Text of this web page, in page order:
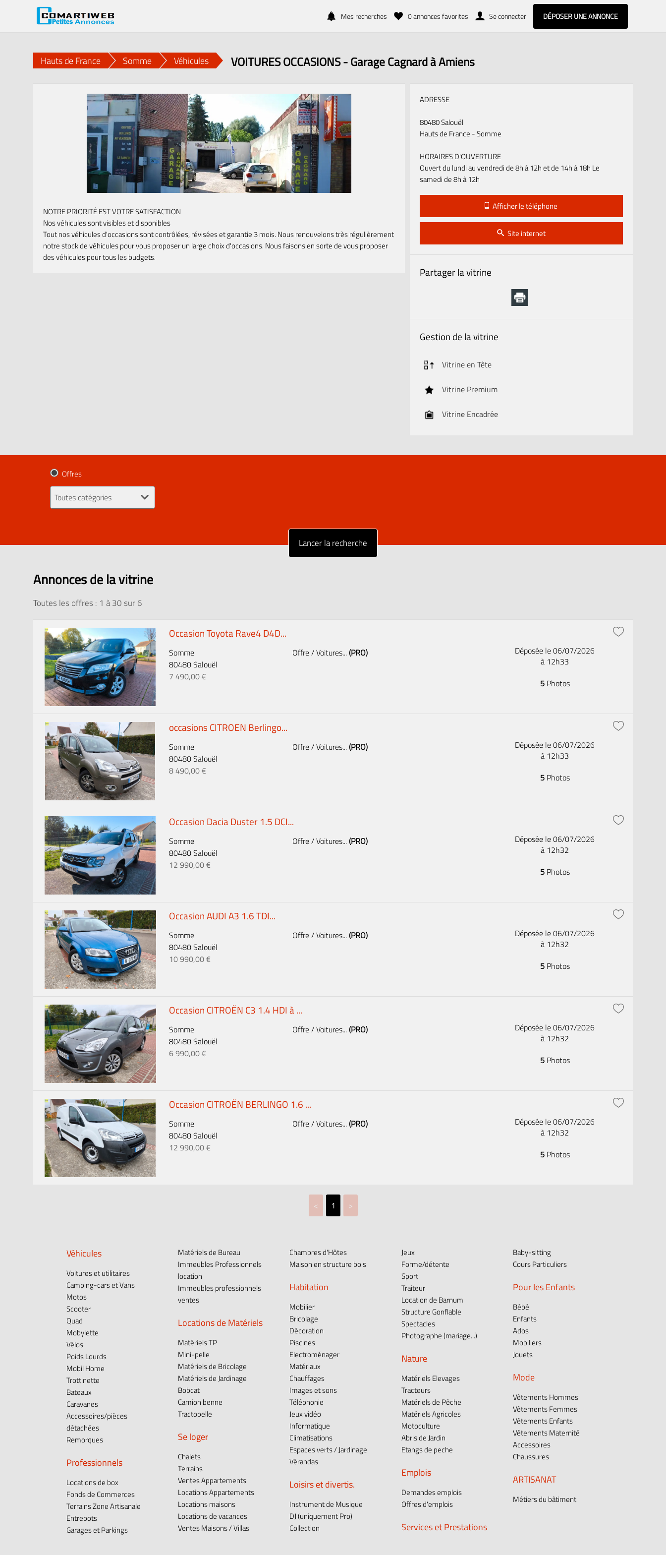
Mes recherches 0annonces favorites Se connecter DÉPOSER UNE ANNONCE
Hauts de France Somme Véhicules VOITURES OCCASIONS-Garage Cagnard à Amiens
NOTRE PRIORITÉ EST VOTRE SATISFACTION
Nos véhicules sont visibles et disponibles
Tout nos véhicules d'occasions sont contrôlées, révisées et garantie 3 mois. Nous renouvelons très régulièrement
notre stock de véhicules pour vous proposer un large choix d'occasions. Nous faisons en sorte de vous proposer
des véhicules pour tous les budgets.
ADRESSE
80480 Salouël
Hauts de France - Somme
HORAIRES D'OUVERTURE
Ouvert du lundi au vendredi de 8h à 12h et de 14h à 18h Le
samedi de 8h à 12h
Afficher le téléphone
Site internet
Partager la vitrine
Gestion de la vitrine
Vitrine en Tête
Vitrine Premium
Vitrine Encadrée
Offres
Annonces de la vitrine
Toutes les offres : 1 à30 sur6
Occasion Toyota Rave4 D4D...
Somme
80480 Salouël
7 490,00 €
Offre / Voitures...(PRO)
Déposée le 06/07/2026
à 12h33
5Photos
occasions CITROEN Berlingo...
Somme
80480 Salouël
8 490,00 €
Offre / Voitures...(PRO)
Déposée le 06/07/2026
à 12h33
5Photos
Occasion Dacia Duster 1.5 DCI...
Somme
80480 Salouël
12 990,00 €
Offre / Voitures...(PRO)
Déposée le 06/07/2026
à 12h32
5Photos
Occasion AUDI A3 1.6 TDI...
Somme
80480 Salouël
10 990,00 €
Offre / Voitures...(PRO)
Déposée le 06/07/2026
à 12h32
5Photos
Occasion CITROËN C3 1.4 HDI à ...
Somme
80480 Salouël
6 990,00 €
Offre / Voitures...(PRO)
Déposée le 06/07/2026
à 12h32
5Photos
Occasion CITROËN BERLINGO 1.6 ...
Somme
80480 Salouël
12 990,00 €
Offre / Voitures...(PRO)
Déposée le 06/07/2026
à 12h32
5Photos
< 1 >
Véhicules
Voitures et utilitaires
Camping-cars et Vans
Motos
Scooter
Quad
Mobylette
Vélos
Poids Lourds
Mobil Home
Trottinette
Bateaux
Caravanes
Accessoires/pièces
détachées
Remorques
Professionnels
Locations de box
Fonds de Commerces
Terrains Zone Artisanale
Entrepots
Garages et Parkings
Matériels de Bureau
Immeubles Professionnels
location
Immeubles professionnels
ventes
Locations de Matériels
Matériels TP
Mini-pelle
Matériels de Bricolage
Matériels de Jardinage
Bobcat
Camion benne
Tractopelle
Se loger
Chalets
Terrains
Ventes Appartements
Locations Appartements
Locations maisons
Locations de vacances
Ventes Maisons / Villas
Chambres d'Hôtes
Maison en structure bois
Habitation
Mobilier
Bricolage
Décoration
Piscines
Electroménager
Matériaux
Chauffages
Images et sons
Téléphonie
Jeux vidéo
Informatique
Climatisations
Espaces verts / Jardinage
Vérandas
Loisirs et divertis.
Instrument de Musique
DJ (uniquement Pro)
Collection
Jeux
Forme/détente
Sport
Traiteur
Location de Barnum
Structure Gonflable
Spectacles
Photographe (mariage...)
Nature
Matériels Elevages
Tracteurs
Matériels de Pêche
Matériels Agricoles
Motoculture
Abris de Jardin
Etangs de peche
Emplois
Demandes emplois
Offres d'emplois
Services et Prestations
Baby-sitting
Cours Particuliers
Pour les Enfants
Bébé
Enfants
Ados
Mobiliers
Jouets
Mode
Vêtements Hommes
Vêtements Femmes
Vêtements Enfants
Vêtements Maternité
Accessoires
Chaussures
ARTISANAT
Métiers du bâtiment